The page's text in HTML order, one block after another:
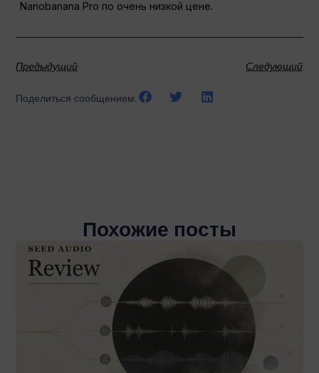
Nanobanana Pro по очень низкой цене.
Предыдущий Следующий
Поделиться сообщением:
Похожие посты